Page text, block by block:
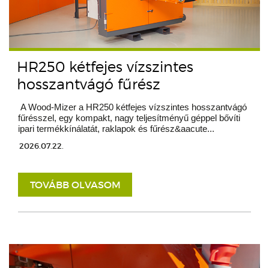
HR250 kétfejes vízszintes
hosszantvágó fűrész
A Wood-Mizer a HR250 kétfejes vízszintes hosszantvágó
fűrésszel, egy kompakt, nagy teljesítményű géppel bővíti
ipari termékkínálatát, raklapok és fűrész&aacute...
2026.07.22.
TOVÁBB OLVASOM